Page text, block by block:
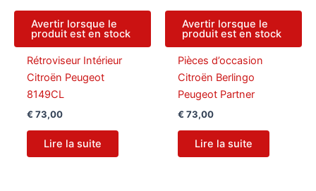
Avertir lorsque le
produit est en stock
Rétroviseur Intérieur
Citroën Peugeot
8149CL
€ 73,00
Lire la suite
Avertir lorsque le
produit est en stock
Pièces d’occasion
Citroën Berlingo
Peugeot Partner
€ 73,00
Lire la suite